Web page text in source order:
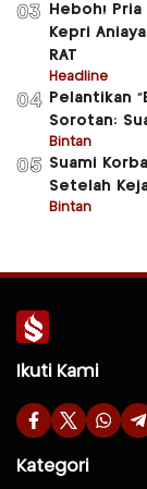
03
Heboh!
Kepri
RAT
Headline
04
Pelantikan
Sorotan:
Bintan
05 Suami
Setelah
Bintan
Ikuti Kami
Kategori